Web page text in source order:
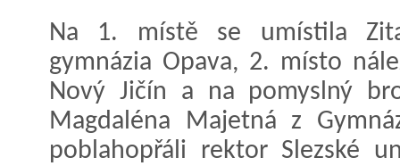
Na 1. místě se umístila
gymnázia Opava, 2. místo
Nový Jičín a na pomyslný
Magdaléna Majetná z
poblahopřáli rektor Slezské